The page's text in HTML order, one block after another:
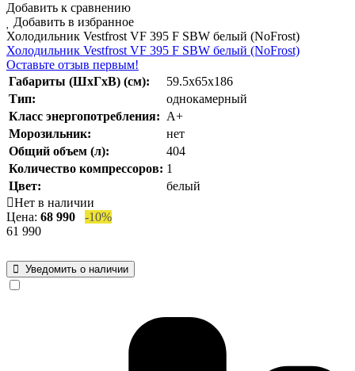
Добавить к сравнению
Добавить в избранное
Холодильник Vestfrost VF 395 F SBW белый (NoFrost)
Холодильник Vestfrost VF 395 F SBW белый (NoFrost)
Оставьте отзыв первым!
Габариты (ШхГхВ) (см):
59.5x65x186
Тип:
однокамерный
Класс энергопотребления: А+
Морозильник:
нет
Общий объем (л):
404
Количество компрессоров: 1
Цвет:
белый
Нет в наличии
Цена: 68 990
-10%
61 990
Уведомить о наличии